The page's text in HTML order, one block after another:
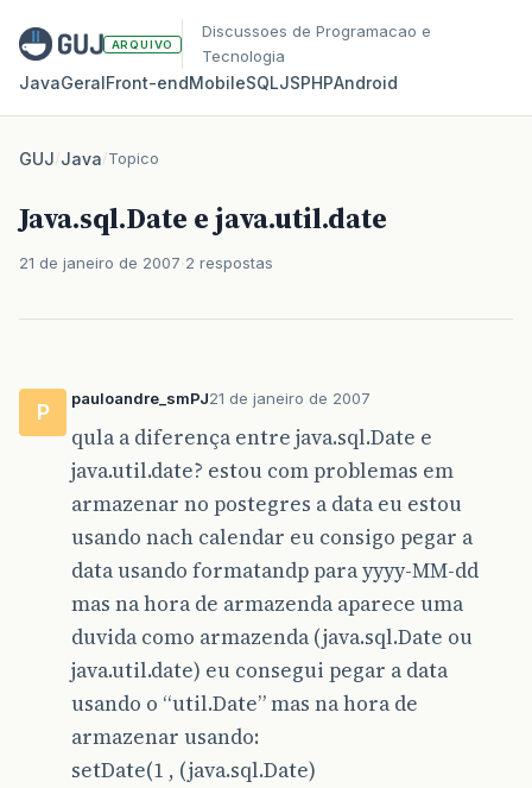
ARQUIVO
Discussoes de Programacao e
Tecnologia
JavaGeralFront‑endMobileSQLJSPHPAndroid
GUJ/Java/Topico
Java.sql.Date e java.util.date
21 de janeiro de 2007 2 respostas
P
pauloandre_smPJ21 de janeiro de 2007
qula a diferença entre java.sql.Date e
java.util.date? estou com problemas em
armazenar no postegres a data eu estou
usando nach calendar eu consigo pegar a
data usando formatandp para yyyy-MM-dd
mas na hora de armazenda aparece uma
duvida como armazenda (java.sql.Date ou
java.util.date) eu consegui pegar a data
usando o “util.Date” mas na hora de
armazenar usando:
setDate(1 , (java.sql.Date)